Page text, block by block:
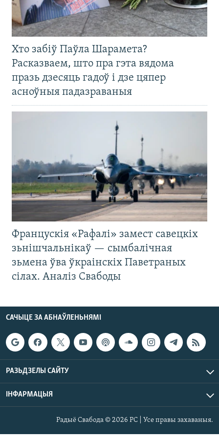
Хто забіў Паўла Шарамета?
Расказваем, што пра гэта вядома
празь дзесяць гадоў і дзе цяпер
асноўныя падазраваныя
Францускія «Рафалі» замест савецкіх
зьнішчальнікаў — сымбалічная
зьмена ўва ўкраінскіх Паветраных
сілах. Аналіз Свабоды
САЧЫЦЕ ЗА АБНАЎЛЕНЬНЯМІ
РАЗЬДЗЕЛЫ САЙТУ
ІНФАРМАЦЫЯ
Радыё Свабода © 2026 РС | Усе правы захаваныя.